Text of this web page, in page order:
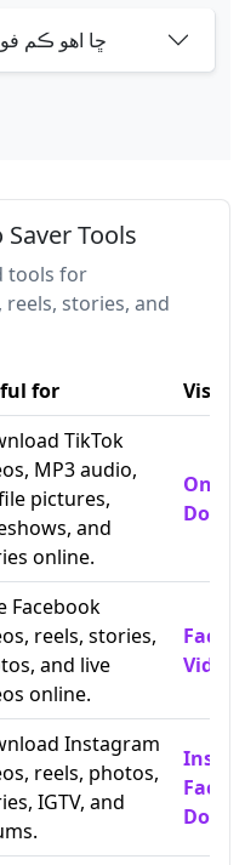
ڇا اهو ڪم
Tools
tools for
stories, and
for Visit
TikTok
MP3 audio,
pictures,
and
online.
Facebook
reels, stories,
and live
online.
Video
Instagram
reels, photos,
IGTV, and